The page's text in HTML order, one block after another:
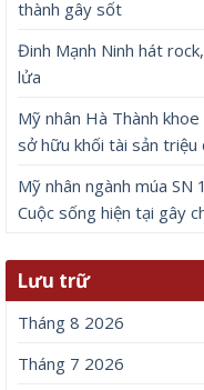
thành gây sốt
Đinh Mạnh Ninh hát
lửa
Mỹ nhân Hà Thành
sở hữu khối tài sản triệu
Mỹ nhân ngành múa SN
Cuộc sống hiện tại gây
Lưu trữ
Tháng 8 2026
Tháng 7 2026